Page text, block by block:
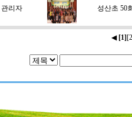
관리자 성산초 50
◀ [1]